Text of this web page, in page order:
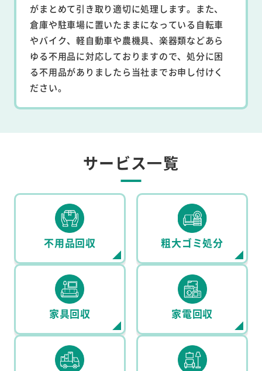
がまとめて引き取り適切に処理します。また、
倉庫や駐車場に置いたままになっている自転車
やバイク、軽自動車や農機具、楽器類などあら
ゆる不用品に対応しておりますので、処分に困
る不用品がありましたら当社までお申し付けく
ださい。
サービス一覧
不用品回収 粗大ゴミ処分
家具回収 家電回収